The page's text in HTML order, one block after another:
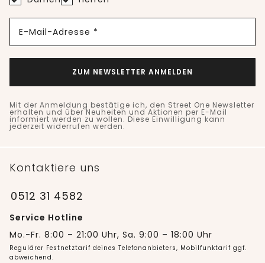
E-Mail-Adresse *
ZUM NEWSLETTER ANMELDEN
Mit der Anmeldung bestätige ich, den Street One Newsletter
erhalten und über Neuheiten und Aktionen per E-Mail
informiert werden zu wollen. Diese Einwilligung kann
jederzeit widerrufen werden.
Kontaktiere uns
0512 31 4582
Service Hotline
Mo.-Fr. 8:00 – 21:00 Uhr, Sa. 9:00 – 18:00 Uhr
Regulärer Festnetztarif deines Telefonanbieters, Mobilfunktarif ggf.
abweichend.